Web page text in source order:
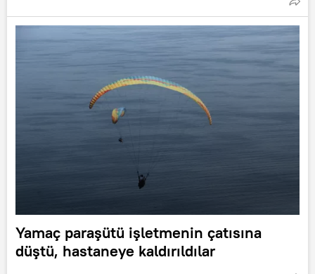
Yamaç paraşütü işletmenin çatısına
düştü, hastaneye kaldırıldılar